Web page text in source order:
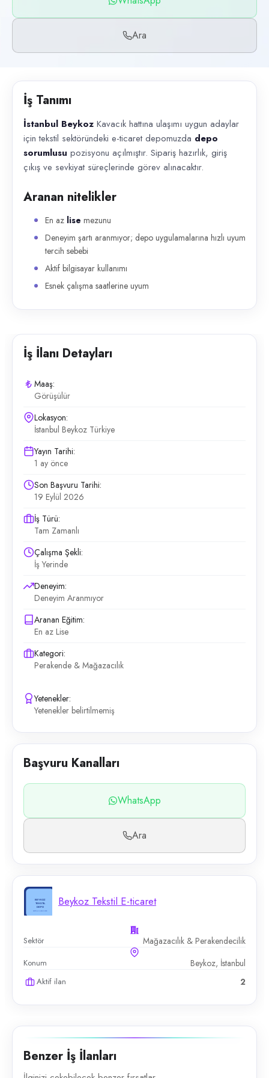
WhatsApp, Telefon
İlan açıklaması
Ara
İş Tanımı
İstanbul Beykoz Kavacık hattına ulaşımı uygun adaylar
için tekstil sektöründeki e-ticaret depomuzda depo
sorumlusu pozisyonu açılmıştır. Sipariş hazırlık, giriş
çıkış ve sevkiyat süreçlerinde görev alınacaktır.
Aranan nitelikler
En az lise mezunu
Deneyim şartı aranmıyor; depo uygulamalarına hızlı uyum
tercih sebebi
Aktif bilgisayar kullanımı
Esnek çalışma saatlerine uyum
İş İlanı Detayları
Maaş:
Görüşülür
Lokasyon:
İstanbul Beykoz Türkiye
Yayın Tarihi:
1 ay önce
Son Başvuru Tarihi:
19 Eylül 2026
İş Türü:
Tam Zamanlı
Çalışma Şekli:
İş Yerinde
Deneyim:
Deneyim Aranmıyor
Aranan Eğitim:
En az Lise
Kategori:
Perakende & Mağazacılık
Yetenekler:
Yetenekler belirtilmemiş
Başvuru Kanalları
WhatsApp
Ara
Beykoz Tekstil E-ticaret
Sektör Mağazacılık & Perakendecilik
Konum Beykoz, İstanbul
Aktif ilan 2
Benzer İş İlanları